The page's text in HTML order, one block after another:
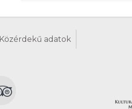
Közérdekű adatok